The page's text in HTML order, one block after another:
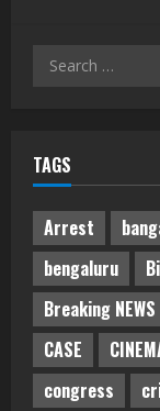
Search
TAGS
Arrest
bengaluru
Breaking NEWS
CASE
congress